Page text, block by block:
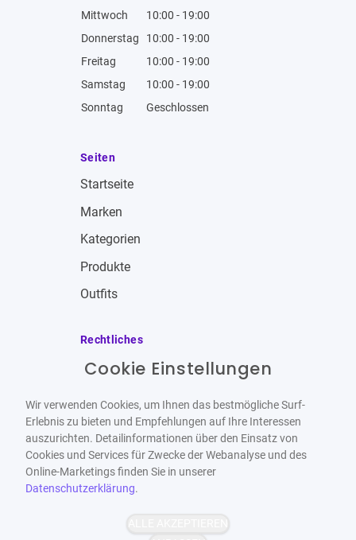
Mittwoch
10:00 - 19:00
Donnerstag
10:00 - 19:00
Freitag
10:00 - 19:00
Samstag
10:00 - 19:00
Sonntag
Geschlossen
Seiten
Startseite
Marken
Kategorien
Produkte
Outfits
Rechtliches
Impressum
Datenschutzbestimmungen
Widerrufsbelehrung
Cookie Einstellungen
Wir verwenden Cookies, um Ihnen das bestmögliche Surf-
Erlebnis zu bieten und Empfehlungen auf Ihre Interessen
auszurichten. Detailinformationen über den Einsatz von
Cookies und Services für Zwecke der Webanalyse und des
Online-Marketings finden Sie in unserer
Datenschutzerklärung.
ALLE AKZEPTIEREN